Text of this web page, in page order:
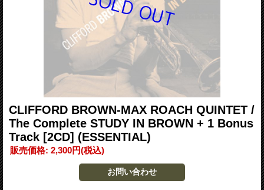
CLIFFORD BROWN-MAX ROACH QUINTET /
The Complete STUDY IN BROWN + 1 Bonus
Track [2CD] (ESSENTIAL)
販売価格: 2,300円(税込)